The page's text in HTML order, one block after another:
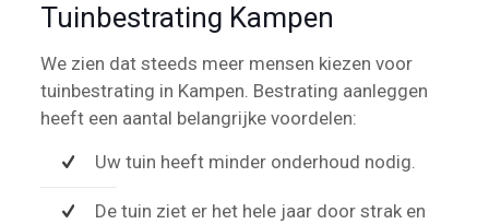
Tuinbestrating Kampen
We zien dat steeds meer mensen kiezen voor
tuinbestrating in Kampen. Bestrating aanleggen
heeft een aantal belangrijke voordelen:
Uw tuin heeft minder onderhoud nodig.
De tuin ziet er het hele jaar door strak en